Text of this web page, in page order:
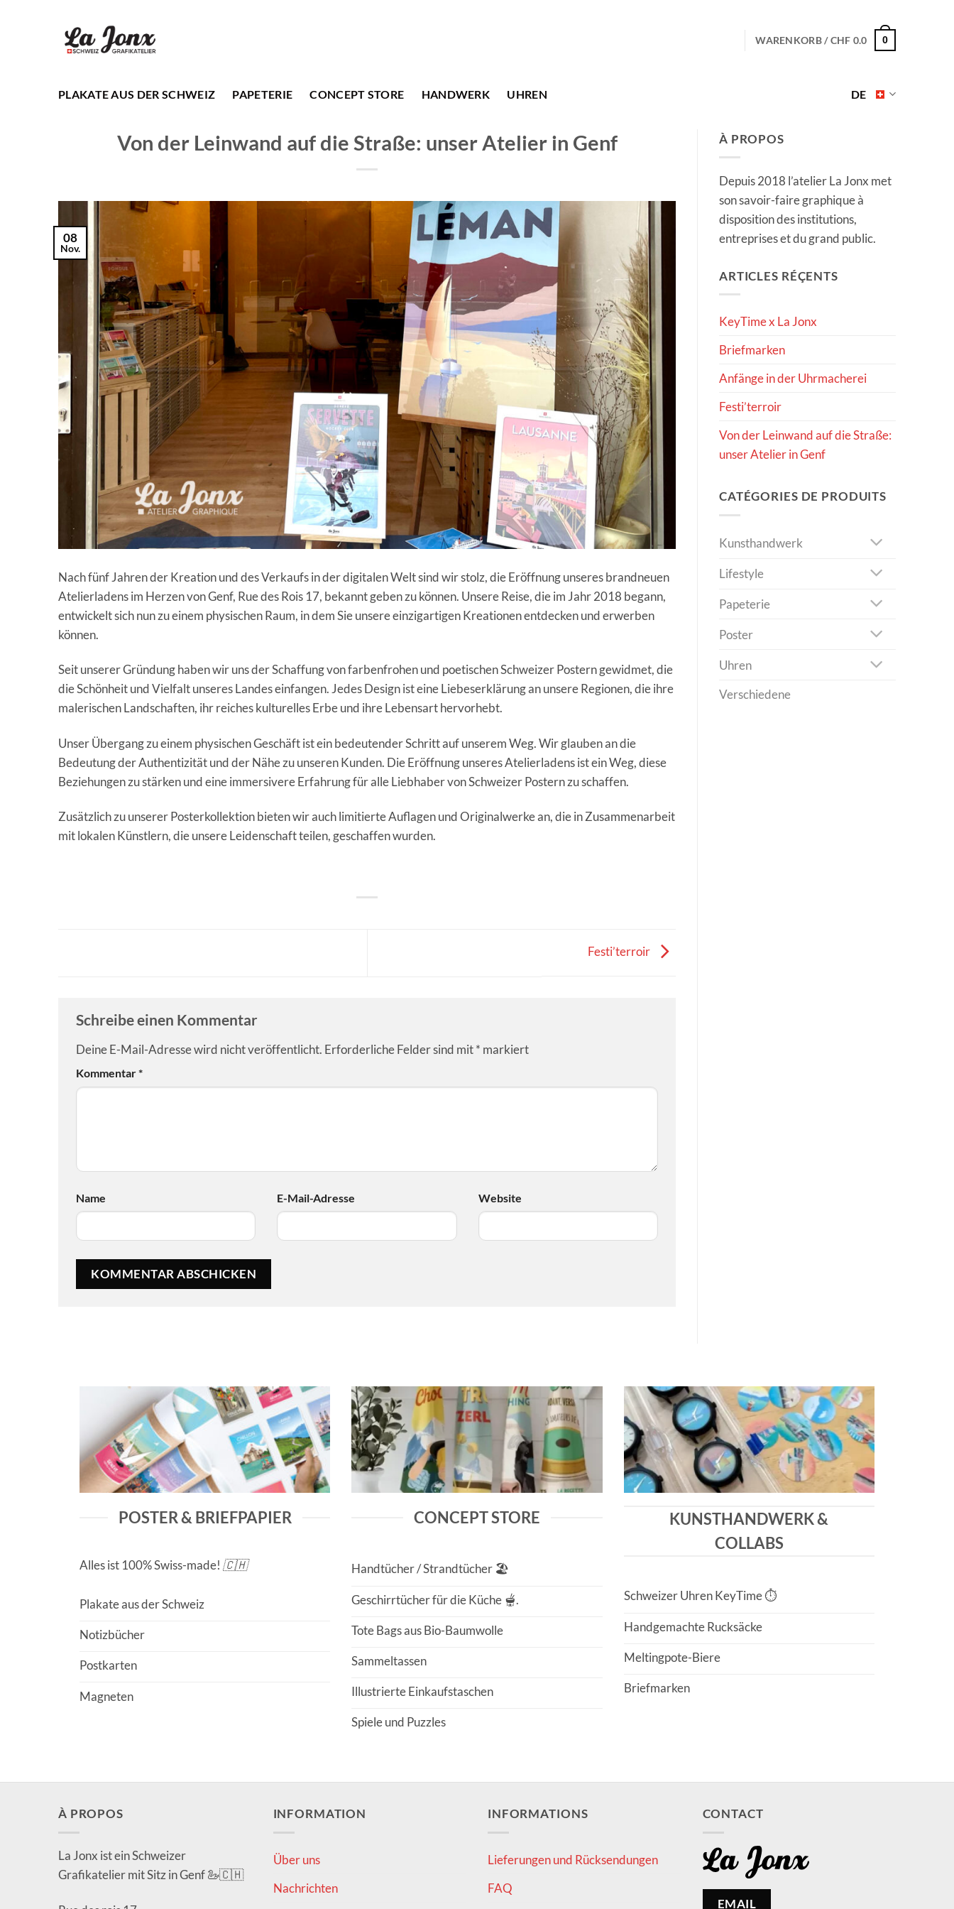
WARENKORB /CHF 0.0 0
PLAKATE AUS DER SCHWEIZ PAPETERIE CONCEPT STORE HANDWERK UHREN DE
Von der Leinwand auf die Straße: unser Atelier in Genf
08
Nov.
Nach fünf Jahren der Kreation und des Verkaufs in der digitalen Welt sind wir stolz, die Eröffnung unseres brandneuen
Atelierladens im Herzen von Genf, Rue des Rois 17, bekannt geben zu können. Unsere Reise, die im Jahr 2018 begann,
entwickelt sich nun zu einem physischen Raum, in dem Sie unsere einzigartigen Kreationen entdecken und erwerben
können.
Seit unserer Gründung haben wir uns der Schaffung von farbenfrohen und poetischen Schweizer Postern gewidmet, die
die Schönheit und Vielfalt unseres Landes einfangen. Jedes Design ist eine Liebeserklärung an unsere Regionen, die ihre
malerischen Landschaften, ihr reiches kulturelles Erbe und ihre Lebensart hervorhebt.
Unser Übergang zu einem physischen Geschäft ist ein bedeutender Schritt auf unserem Weg. Wir glauben an die
Bedeutung der Authentizität und der Nähe zu unseren Kunden. Die Eröffnung unseres Atelierladens ist ein Weg, diese
Beziehungen zu stärken und eine immersivere Erfahrung für alle Liebhaber von Schweizer Postern zu schaffen.
Zusätzlich zu unserer Posterkollektion bieten wir auch limitierte Auflagen und Originalwerke an, die in Zusammenarbeit
mit lokalen Künstlern, die unsere Leidenschaft teilen, geschaffen wurden.
Festi’terroir
Schreibe einen Kommentar
Deine E-Mail-Adresse wird nicht veröffentlicht. Erforderliche Felder sind mit* markiert
Kommentar*
Name E-Mail-Adresse Website
À PROPOS
Depuis 2018 l’atelier La Jonx met
son savoir-faire graphique à
disposition des institutions,
entreprises et du grand public.
ARTICLES RÉÇENTS
KeyTime x La Jonx
Briefmarken
Anfänge in der Uhrmacherei
Festi’terroir
Von der Leinwand auf die Straße:
unser Atelier in Genf
CATÉGORIES DE PRODUITS
Kunsthandwerk
Lifestyle
Papeterie
Poster
Uhren
Verschiedene
POSTER & BRIEFPAPIER
Alles ist 100% Swiss-made! 🇨🇭
Plakate aus der Schweiz
Notizbücher
Postkarten
Magneten
CONCEPT STORE
Handtücher / Strandtücher 🏖️
Geschirrtücher für die Küche 🫕.
Tote Bags aus Bio-Baumwolle
Sammeltassen
Illustrierte Einkaufstaschen
Spiele und Puzzles
KUNSTHANDWERK &
COLLABS
Schweizer Uhren KeyTime ⏱️
Handgemachte Rucksäcke
Meltingpote-Biere
Briefmarken
À PROPOS
La Jonx ist ein Schweizer
Grafikatelier mit Sitz in Genf 🦢🇨🇭
INFORMATION
Über uns
Nachrichten
INFORMATIONS
Lieferungen und Rücksendungen
FAQ
CONTACT
EMAIL